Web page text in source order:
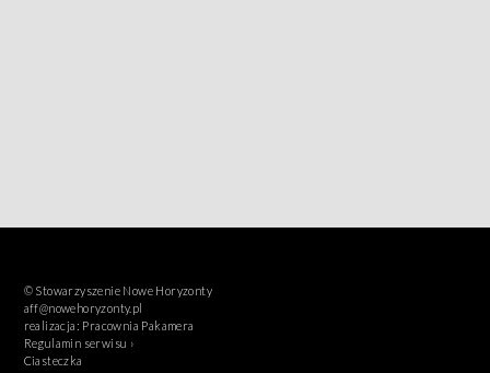
© Stowarzyszenie Nowe Horyzonty
aff@nowehoryzonty.pl
realizacja: Pracownia Pakamera
Regulamin serwisu ›
Ciasteczka